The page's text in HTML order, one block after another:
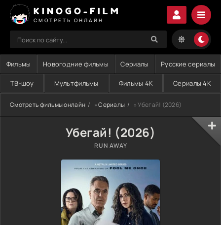
KINOGO-FILM
СМОТРЕТЬ ОНЛАЙН
Фильмы Новогодние фильмы Сериалы Русские сериалы
ТВ-шоу Мультфильмы Фильмы 4K Сериалы 4K
Смотреть фильмы онлайн »Сериалы » Убегай! (2026)
Убегай! (2026)
RUN AWAY